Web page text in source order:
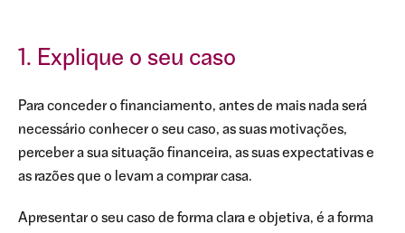
1. Explique o seu caso
Para conceder o financiamento, antes de mais nada será
necessário conhecer o seu caso, as suas motivações,
perceber a sua situação financeira, as suas expectativas e
as razões que o levam a comprar casa.
Apresentar o seu caso de forma clara e objetiva, é a forma